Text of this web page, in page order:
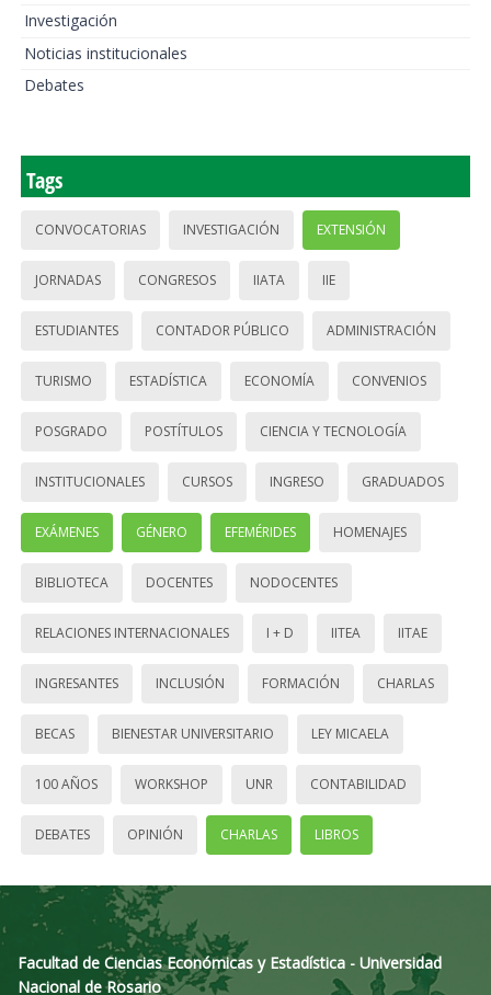
Investigación
Noticias institucionales
Debates
Tags
CONVOCATORIAS INVESTIGACIÓN EXTENSIÓN
JORNADAS CONGRESOS IIATA IIE
ESTUDIANTES CONTADOR PÚBLICO ADMINISTRACIÓN
TURISMO ESTADÍSTICA ECONOMÍA CONVENIOS
POSGRADO POSTÍTULOS CIENCIA Y TECNOLOGÍA
INSTITUCIONALES CURSOS INGRESO GRADUADOS
EXÁMENES GÉNERO EFEMÉRIDES HOMENAJES
BIBLIOTECA DOCENTES NODOCENTES
RELACIONES INTERNACIONALES I + D IITEA IITAE
INGRESANTES INCLUSIÓN FORMACIÓN CHARLAS
BECAS BIENESTAR UNIVERSITARIO LEY MICAELA
100 AÑOS WORKSHOP UNR CONTABILIDAD
DEBATES OPINIÓN CHARLAS LIBROS
Facultad de Ciencias Económicas y Estadística - Universidad
Nacional de Rosario